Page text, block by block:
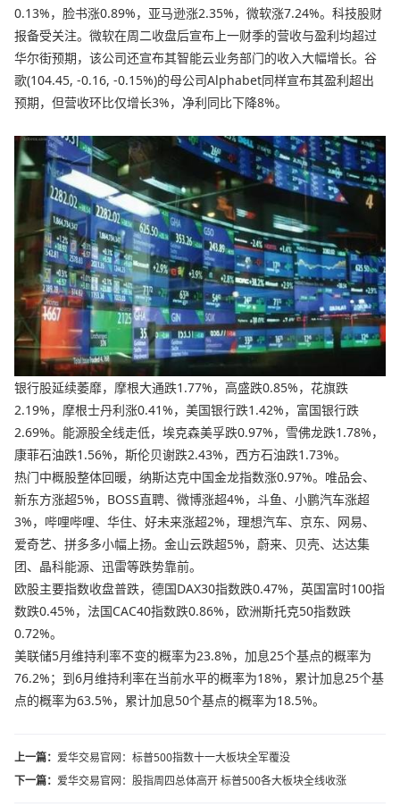
0.13%，脸书涨0.89%，亚马逊涨2.35%，微软涨7.24%。科技股财
报备受关注。微软在周二收盘后宣布上一财季的营收与盈利均超过
华尔街预期，该公司还宣布其智能云业务部门的收入大幅增长。谷
歌(104.45, -0.16, -0.15%)的母公司Alphabet同样宣布其盈利超出
预期，但营收环比仅增长3%，净利同比下降8%。
银行股延续萎靡，摩根大通跌1.77%，高盛跌0.85%，花旗跌
2.19%，摩根士丹利涨0.41%，美国银行跌1.42%，富国银行跌
2.69%。能源股全线走低，埃克森美孚跌0.97%，雪佛龙跌1.78%，
康菲石油跌1.56%，斯伦贝谢跌2.43%，西方石油跌1.73%。
热门中概股整体回暖，纳斯达克中国金龙指数涨0.97%。唯品会、
新东方涨超5%，BOSS直聘、微博涨超4%，斗鱼、小鹏汽车涨超
3%，哔哩哔哩、华住、好未来涨超2%，理想汽车、京东、网易、
爱奇艺、拼多多小幅上扬。金山云跌超5%，蔚来、贝壳、达达集
团、晶科能源、迅雷等跌势靠前。
欧股主要指数收盘普跌，德国DAX30指数跌0.47%，英国富时100指
数跌0.45%，法国CAC40指数跌0.86%，欧洲斯托克50指数跌
0.72%。
美联储5月维持利率不变的概率为23.8%，加息25个基点的概率为
76.2%；到6月维持利率在当前水平的概率为18%，累计加息25个基
点的概率为63.5%，累计加息50个基点的概率为18.5%。
上一篇： 爱华交易官网：标普500指数十一大板块全军覆没
下一篇： 爱华交易官网：股指周四总体高开 标普500各大板块全线收涨